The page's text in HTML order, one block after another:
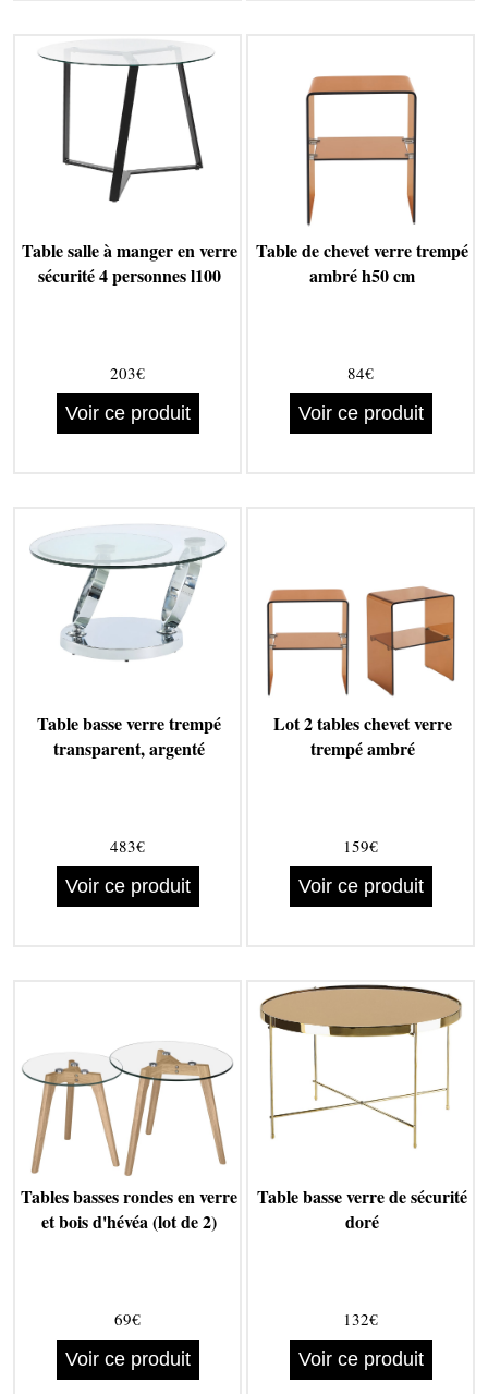
Table salle à manger en verre
sécurité 4 personnes l100
203€
Voir ce produit
Table de chevet verre trempé
ambré h50 cm
84€
Voir ce produit
Table basse verre trempé
transparent, argenté
483€
Voir ce produit
Lot 2 tables chevet verre
trempé ambré
159€
Voir ce produit
Tables basses rondes en verre
et bois d'hévéa (lot de 2)
69€
Voir ce produit
Table basse verre de sécurité
doré
132€
Voir ce produit